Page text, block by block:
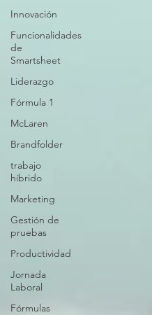
Innovación
Funcionalidades
de
Smartsheet
Liderazgo
Fórmula 1
McLaren
Brandfolder
trabajo
híbrido
Marketing
Gestión de
pruebas
Productividad
Jornada
Laboral
Fórmulas